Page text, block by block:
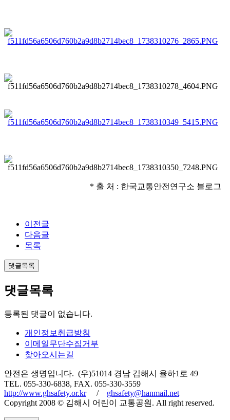
* 출 처 : 한국교통안전연구소 블로그
이전글
다음글
목록
댓글목록
댓글목록
등록된 댓글이 없습니다.
개인정보취급방침
이메일무단수집거부
찾아오시는길
안전은 생명입니다. (우)51014 경남 김해시 율하1로 49
TEL. 055-330-6838, FAX. 055-330-3559
http://www.ghsafety.or.kr/ ghsafety@hanmail.net
Copyright 2008 © 김해시 어린이 교통공원. All right reserved.